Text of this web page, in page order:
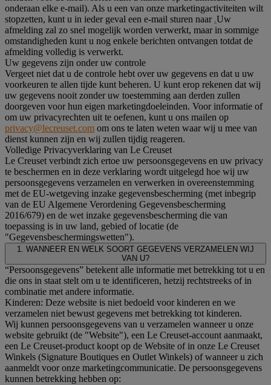
onderaan elke e-mail). Als u een van onze marketingactiviteiten wilt
stopzetten, kunt u in ieder geval een e-mail sturen naar .Uw
afmelding zal zo snel mogelijk worden verwerkt, maar in sommige
omstandigheden kunt u nog enkele berichten ontvangen totdat de
afmelding volledig is verwerkt.
Uw gegevens zijn onder uw controle
Vergeet niet dat u de controle hebt over uw gegevens en dat u uw
voorkeuren te allen tijde kunt beheren. U kunt erop rekenen dat wij
uw gegevens nooit zonder uw toestemming aan derden zullen
doorgeven voor hun eigen marketingdoeleinden. Voor informatie of
om uw privacyrechten uit te oefenen, kunt u ons mailen op
privacy@lecreuset.com om ons te laten weten waar wij u mee van
dienst kunnen zijn en wij zullen tijdig reageren.
Volledige Privacyverklaring van Le Creuset
Le Creuset verbindt zich ertoe uw persoonsgegevens en uw privacy
te beschermen en in deze verklaring wordt uitgelegd hoe wij uw
persoonsgegevens verzamelen en verwerken in overeenstemming
met de EU-wetgeving inzake gegevensbescherming (met inbegrip
van de EU Algemene Verordening Gegevensbescherming
2016/679) en de wet inzake gegevensbescherming die van
toepassing is in uw land, gebied of locatie (de
"Gegevensbeschermingswetten").
1. WANNEER EN WELK SOORT GEGEVENS VERZAMELEN WIJ
VAN U?
“Persoonsgegevens” betekent alle informatie met betrekking tot u en
die ons in staat stelt om u te identificeren, hetzij rechtstreeks of in
combinatie met andere informatie.
Kinderen: Deze website is niet bedoeld voor kinderen en we
verzamelen niet bewust gegevens met betrekking tot kinderen.
Wij kunnen persoonsgegevens van u verzamelen wanneer u onze
website gebruikt (de "Website"), een Le Creuset-account aanmaakt,
een Le Creuset-product koopt op de Website of in onze Le Creuset
Winkels (Signature Boutiques en Outlet Winkels) of wanneer u zich
aanmeldt voor onze marketingcommunicatie. De persoonsgegevens
kunnen betrekking hebben op: